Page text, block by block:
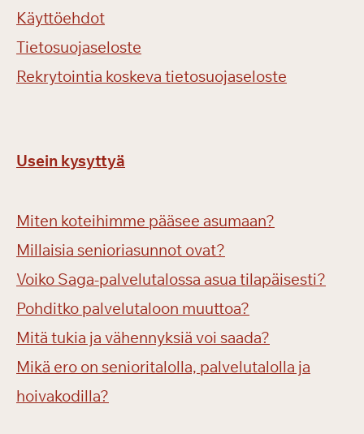
Käyttöehdot
Tietosuojaseloste
Rekrytointia koskeva tietosuojaseloste
Usein kysyttyä
Miten koteihimme pääsee asumaan?
Millaisia senioriasunnot ovat?
Voiko Saga-palvelutalossa asua tilapäisesti?
Pohditko palvelutaloon muuttoa?
Mitä tukia ja vähennyksiä voi saada?
Mikä ero on senioritalolla, palvelutalolla ja
hoivakodilla?